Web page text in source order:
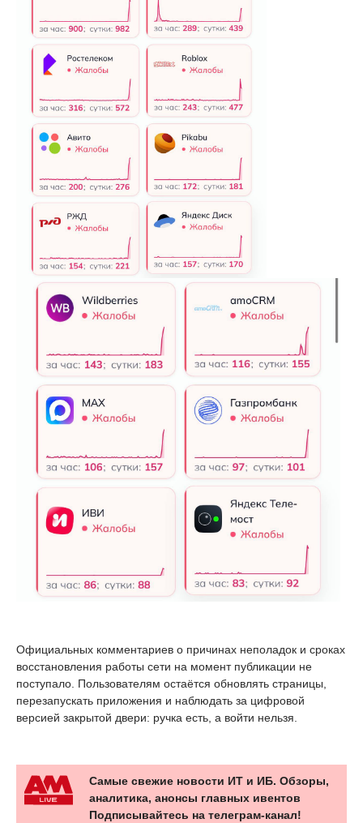
Официальных комментариев о причинах неполадок и сроках
восстановления работы сети на момент публикации не
поступало. Пользователям остаётся обновлять страницы,
перезапускать приложения и наблюдать за цифровой
версией закрытой двери: ручка есть, а войти нельзя.
Самые свежие новости ИТ и ИБ. Обзоры,
аналитика, анонсы главных ивентов
Подписывайтесь на телеграм-канал!